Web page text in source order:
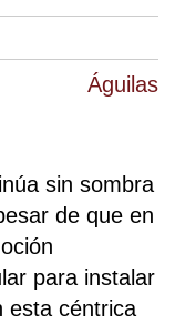
Águilas
sin sombra
de que en
para instalar
esta céntrica